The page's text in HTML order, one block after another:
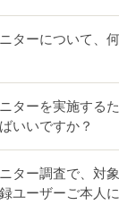
ターについて、
ターを実施する
いいですか？
ター調査で、対
ユーザーご本人